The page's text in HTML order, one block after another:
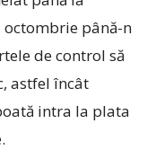
până-n
de control să
astfel încât
intra la plata